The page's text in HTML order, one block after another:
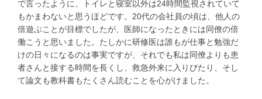
で言ったように、トイレと寝室以外は24時間監視されていて
もかまわないと思うほどです。20代の会社員の頃は、他人の
倍遊ぶことが目標でしたが、医師になったときには同僚の倍
働こうと思いました。たしかに研修医は誰もが仕事と勉強だ
けの日々になるのは事実ですが、それでも私は同僚よりも患
者さんと接する時間を長くし、救急外来に入りびたり、そし
て論文も教科書もたくさん読むことを心がけました。